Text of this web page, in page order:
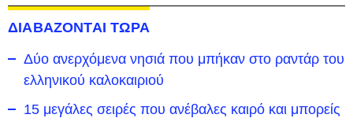
ΔΙΑΒΑΖΟΝΤΑΙ ΤΩΡΑ
Δύο ανερχόμενα νησιά που μπήκαν στο ραντάρ του
ελληνικού καλοκαιριού
15 μεγάλες σειρές που ανέβαλες καιρό και μπορείς